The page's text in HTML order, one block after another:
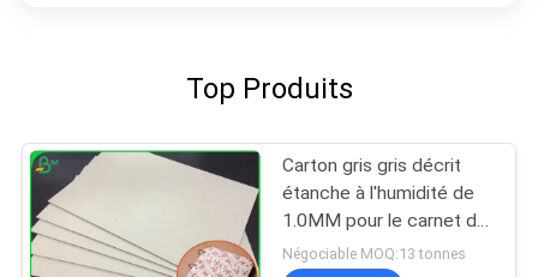
Top Produits
Carton gris gris décrit
étanche à l'humidité de
1.0MM pour le carnet de
livre à couverture dure
Négociable MOQ:13 tonnes